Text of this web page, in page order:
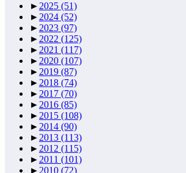
► 2025 (51)
► 2024 (52)
► 2023 (97)
► 2022 (125)
► 2021 (117)
► 2020 (107)
► 2019 (87)
► 2018 (74)
► 2017 (70)
► 2016 (85)
► 2015 (108)
► 2014 (90)
► 2013 (113)
► 2012 (115)
► 2011 (101)
► 2010 (72)